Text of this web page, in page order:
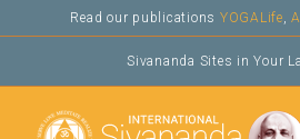
to
Read our publications YOGALife,
Sivananda Sites in Your